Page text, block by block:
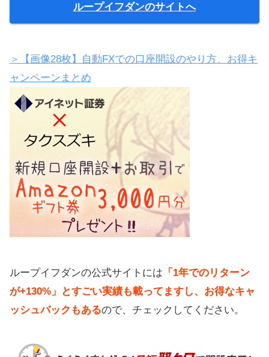
ループイフダンのサイトへ
＞【画像28枚】自動FXでの口座開設のやり方、お得キ
ャンペーンまとめ
ループイフダンの公式サイトには 「1年でのリターン
が+130%」とすごい実績も載ってますし、お得なキャ
ッシュバックもあるので、チェックしてください。